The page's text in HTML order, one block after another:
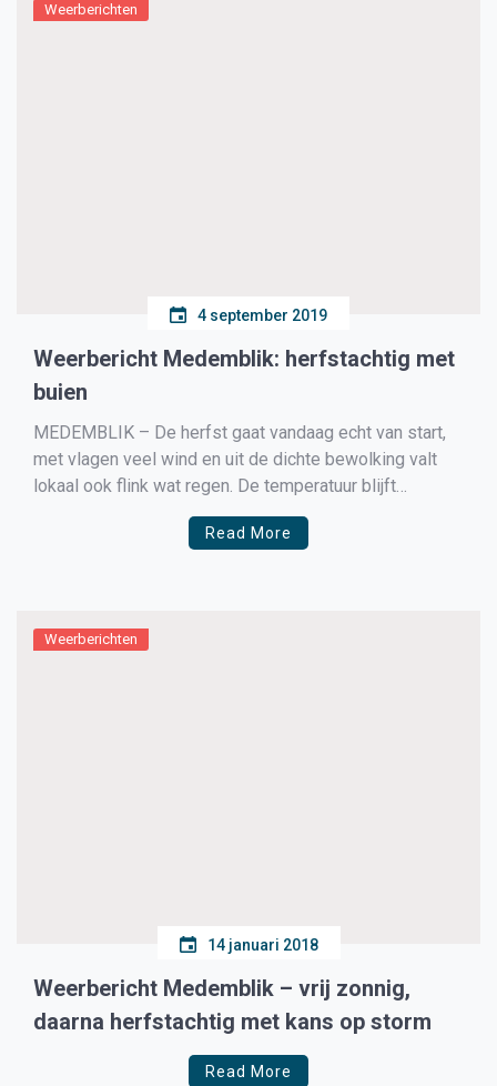
Weerberichten
4 september 2019
Weerbericht Medemblik: herfstachtig met
buien
MEDEMBLIK – De herfst gaat vandaag echt van start,
met vlagen veel wind en uit de dichte bewolking valt
lokaal ook flink wat regen. De temperatuur blijft
vandaag steken bij een graad of 18 en tijdens de buien
kunnen er windvlagen tot 65km/u voorkomen. Herfst
Read More
Weerberichten
14 januari 2018
Weerbericht Medemblik – vrij zonnig,
daarna herfstachtig met kans op storm
Read More